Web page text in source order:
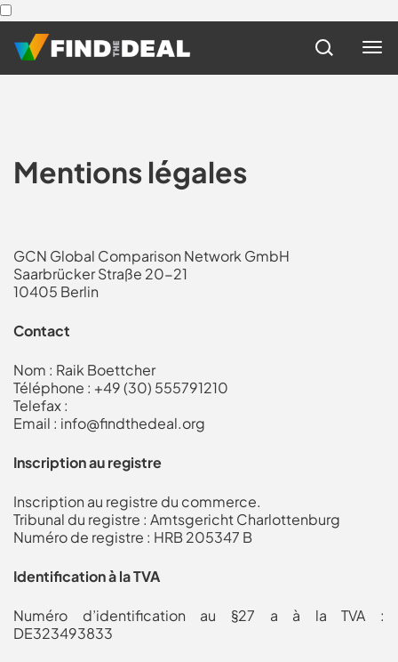
Mentions légales
GCN Global Comparison Network GmbH
Saarbrücker Straße 20-21
10405 Berlin
Contact
Nom : Raik Boettcher
Téléphone : +49 (30) 555791210
Telefax :
Email : info@findthedeal.org
Inscription au registre
Inscription au registre du commerce.
Tribunal du registre : Amtsgericht Charlottenburg
Numéro de registre : HRB 205347 B
Identification à la TVA
Numéro d’identification au §27 a à la TVA :
DE323493833